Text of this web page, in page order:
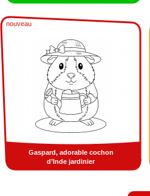
nouveau
Gaspard, adorable cochon
d’Inde jardinier